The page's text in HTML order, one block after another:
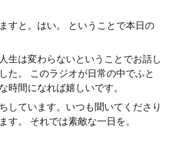
すと。はい。 ということで本日の
生は変わらないということでお話し
た。 このラジオが日常の中でふと
時間になれば嬉しいです。
しています。いつも聞いてくださり
す。 それでは素敵な一日を。